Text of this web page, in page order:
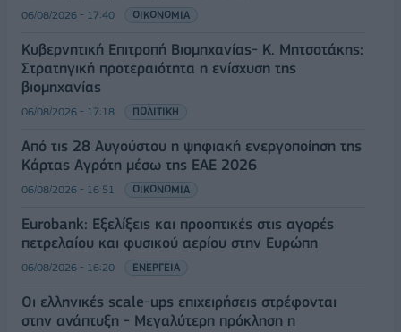
06/08/2026 - 17:40 ΟΙΚΟΝΟΜΙΑ
Κυβερνητική Επιτροπή Βιομηχανίας- Κ. Μητσοτάκης:
Στρατηγική προτεραιότητα η ενίσχυση της
βιομηχανίας
06/08/2026 - 17:18 ΠΟΛΙΤΙΚΗ
Από τις 28 Αυγούστου η ψηφιακή ενεργοποίηση της
Κάρτας Αγρότη μέσω της ΕΑΕ 2026
06/08/2026 - 16:51 ΟΙΚΟΝΟΜΙΑ
Eurobank: Εξελίξεις και προοπτικές στις αγορές
πετρελαίου και φυσικού αερίου στην Ευρώπη
06/08/2026 - 16:20 ΕΝΕΡΓΕΙΑ
Οι ελληνικές scale-ups επιχειρήσεις στρέφονται
στην ανάπτυξη - Μεγαλύτερη πρόκληση η